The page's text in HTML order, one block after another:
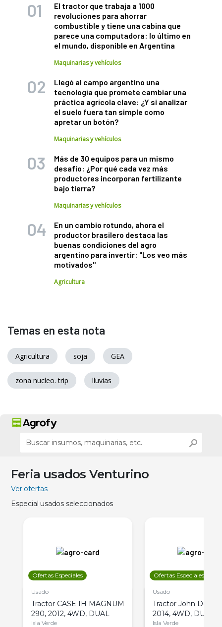
El tractor que trabaja a 1000
revoluciones para ahorrar
combustible y tiene una cabina que
parece una computadora: lo último en
el mundo, disponible en Argentina
Maquinarias y vehículos
Llegó al campo argentino una
tecnología que promete cambiar una
práctica agrícola clave: ¿Y si analizar
el suelo fuera tan simple como
apretar un botón?
Maquinarias y vehículos
Más de 30 equipos para un mismo
desafío: ¿Por qué cada vez más
productores incorporan fertilizante
bajo tierra?
Maquinarias y vehículos
En un cambio rotundo, ahora el
productor brasilero destaca las
buenas condiciones del agro
argentino para invertir: "Los veo más
motivados"
Agricultura
Temas en esta nota
Agricultura soja GEA
zona nucleo. trip lluvias
Feria usados Venturino
Ver ofertas
Especial usados seleccionados
Ofertas Especiales
Usado
Tractor CASE IH MAGNUM
290, 2012, 4WD, DUAL
Isla Verde
Ofertas Especiales
Usado
Tractor John Deere
2014, 4WD, DUAL
Isla Verde